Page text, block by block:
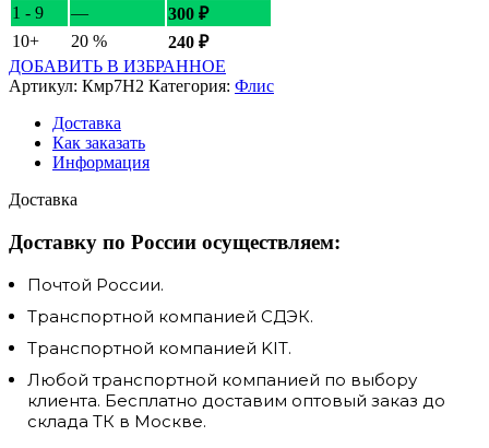
1 - 9
— 300 ₽
10+
20 % 240 ₽
ДОБАВИТЬ В ИЗБРАННОЕ
Артикул: Кмр7Н2 Категория: Флис
Доставка
Как заказать
Информация
Доставка
Доставку по России осуществляем:
Почтой России.
Транспортной компанией СДЭК.
Транспортной компанией KIT.
Любой транспортной компанией по выбору
клиента. Бесплатно доставим оптовый заказ до
склада ТК в Москве.